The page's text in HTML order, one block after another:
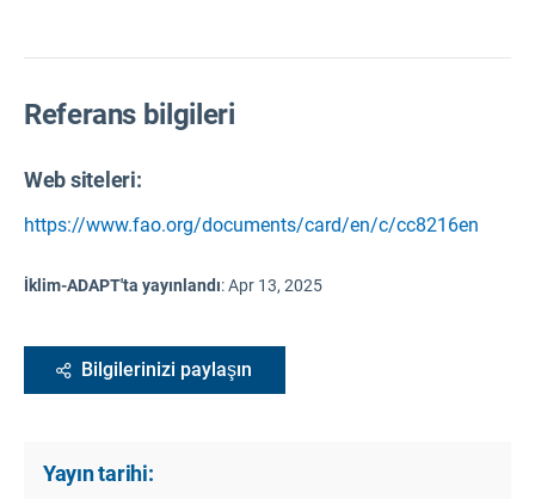
Referans bilgileri
Web siteleri:
https://www.fao.org/documents/card/en/c/cc8216en
İklim-ADAPT'ta yayınlandı:Apr 13, 2025
Bilgilerinizi paylaşın
Yayın tarihi: